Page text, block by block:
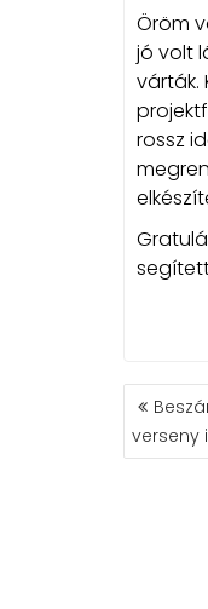
Öröm
jó volt
várták.
rossz
verseny